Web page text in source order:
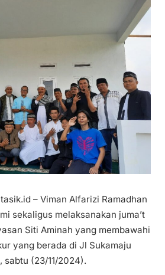
– Viman Alfarizi Ramadhan
sekaligus melaksanakan juma’t
Siti Aminah yang membawahi
yang berada di Jl Sukamaju
sabtu (23/11/2024).